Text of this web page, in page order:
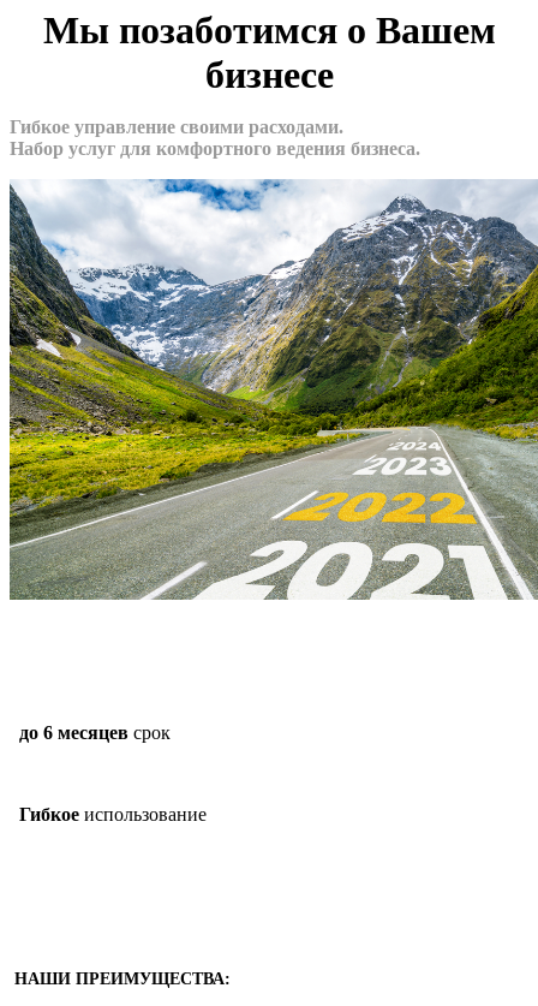
Мы позаботимся о Вашем
бизнесе
Гибкое управление своими расходами.
Набор услуг для комфортного ведения бизнеса.
до 6 месяцев срок
Гибкое использование
НАШИ ПРЕИМУЩЕСТВА: